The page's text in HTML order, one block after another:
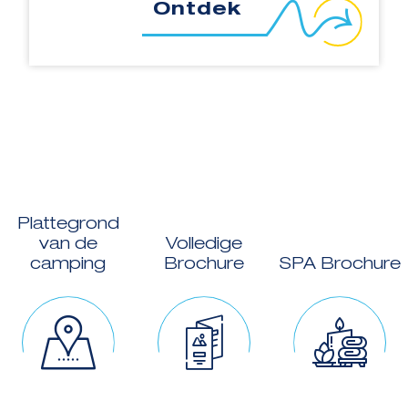
Ontdek
Plattegrond
van de
camping
Volledige
Brochure
SPA Brochure